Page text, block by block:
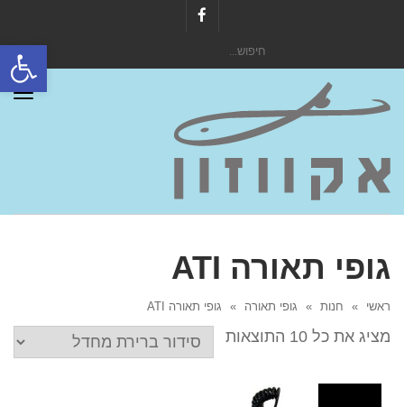
פתח
גופי תאורה ATI
ראשי » חנות » גופי תאורה » גופי תאורה ATI
מציג את כל 10 התוצאות